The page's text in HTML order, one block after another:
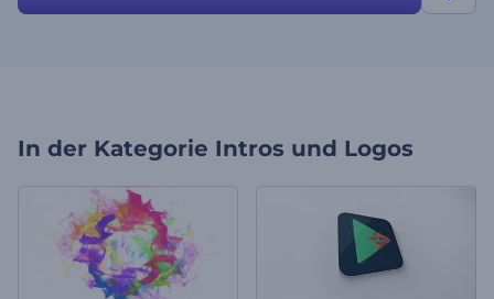
In der Kategorie Intros und Logos